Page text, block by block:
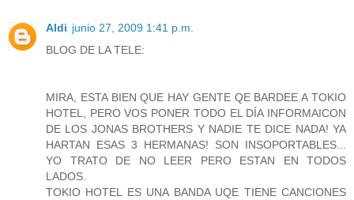
Aldi junio 27, 2009 1:41 p.m.
BLOG DE LA TELE:
MIRA, ESTA BIEN QUE HAY GENTE QE BARDEE A TOKIO
HOTEL, PERO VOS PONER TODO EL DÍA INFORMAICON
DE LOS JONAS BROTHERS Y NADIE TE DICE NADA! YA
HARTAN ESAS 3 HERMANAS! SON INSOPORTABLES...
YO TRATO DE NO LEER PERO ESTAN EN TODOS
LADOS.
TOKIO HOTEL ES UNA BANDA UQE TIENE CANCIONES